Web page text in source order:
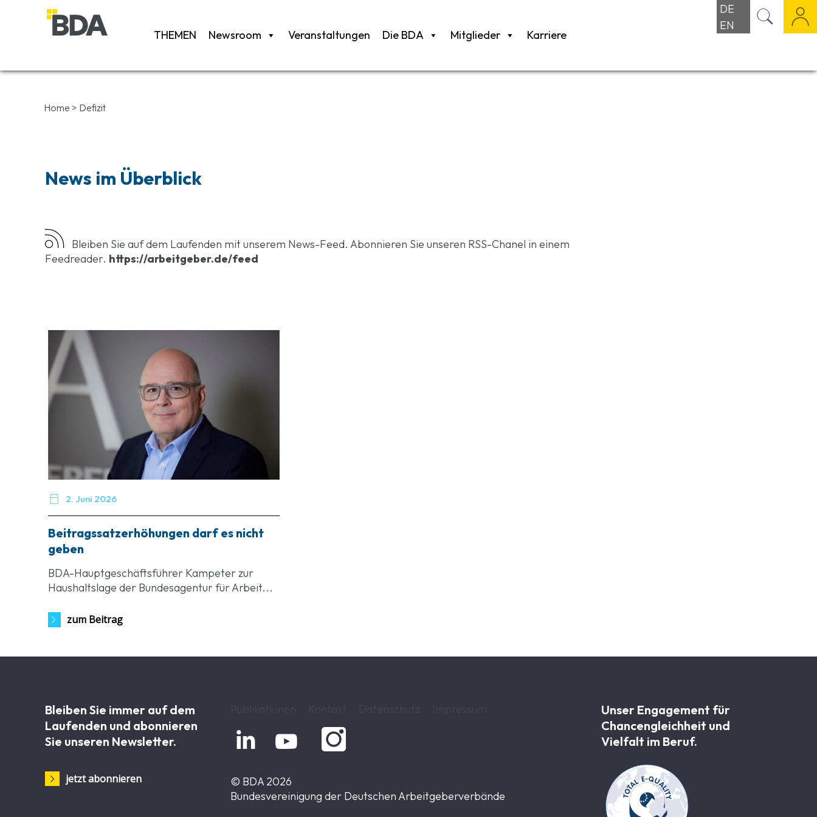
THEMEN Newsroom Veranstaltungen Die BDA Mitglieder Karriere
DE
EN
Home > Defizit
News im Überblick
Bleiben Sie auf dem Laufenden mit unserem News-Feed. Abonnieren Sie unseren RSS-Chanel in einem
Feedreader. https://arbeitgeber.de/feed
 2. Juni 2026
Beitragssatzerhöhungen darf es nicht
geben
BDA-Hauptgeschäftsführer Kampeter zur
Haushaltslage der Bundesagentur für Arbeit...
zum Beitrag
Bleiben Sie immer auf dem
Laufenden und abonnieren
Sie unseren Newsletter.
jetzt abonnieren
 
© BDA 2026
Bundesvereinigung der Deutschen Arbeitgeberverbände
Unser Engagement für
Chancen­gleichheit und
Vielfalt im Beruf.